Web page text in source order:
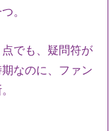
。
でも、疑問符が
なのに、ファン